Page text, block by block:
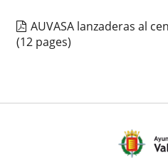
AUVASA lanzaderas al
(12 pages)